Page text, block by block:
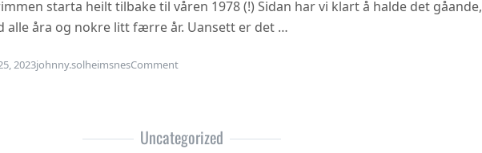
starta heilt tilbake til våren 1978 (!) Sidan har vi klart å halde det gåande,
alle åra og nokre litt færre år. Uansett er det …
2023johnny.solheimsnesCommenton Oppstart haustsemesteret 2023
Uncategorized